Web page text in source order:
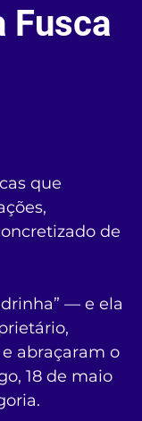
Fusca
que
de
— e ela
abraçaram o
18 de maio